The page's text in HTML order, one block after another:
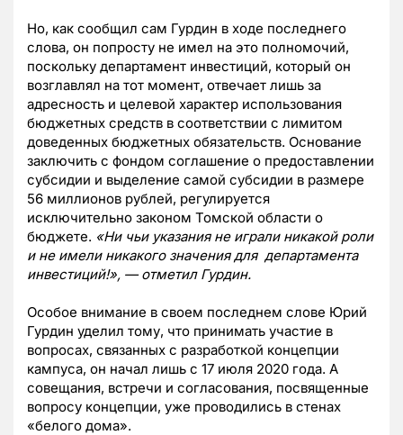
Но, как сообщил сам Гурдин в ходе последнего
слова, он попросту не имел на это полномочий,
поскольку департамент инвестиций, который он
возглавлял на тот момент, отвечает лишь за
адресность и целевой характер использования
бюджетных средств в соответствии с лимитом
доведенных бюджетных обязательств. Основание
заключить с фондом соглашение о предоставлении
субсидии и выделение самой субсидии в размере
56 миллионов рублей, регулируется
исключительно законом Томской области о
бюджете. «Ни чьи указания не играли никакой роли
и не имели никакого значения для департамента
инвестиций!», — отметил Гурдин.
Особое внимание в своем последнем слове Юрий
Гурдин уделил тому, что принимать участие в
вопросах, связанных с разработкой концепции
кампуса, он начал лишь с 17 июля 2020 года. А
совещания, встречи и согласования, посвященные
вопросу концепции, уже проводились в стенах
«белого дома».